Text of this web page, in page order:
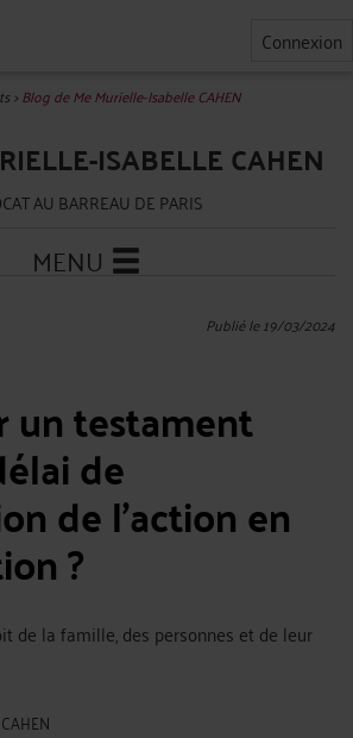
Connexion
>Blog de Me Murielle-Isabelle CAHEN
ISABELLE CAHEN
AU BARREAU DE PARIS
MENU
Publié le 19/03/2024
un testament
de
de l’action en
?
de la famille, des personnes et de leur